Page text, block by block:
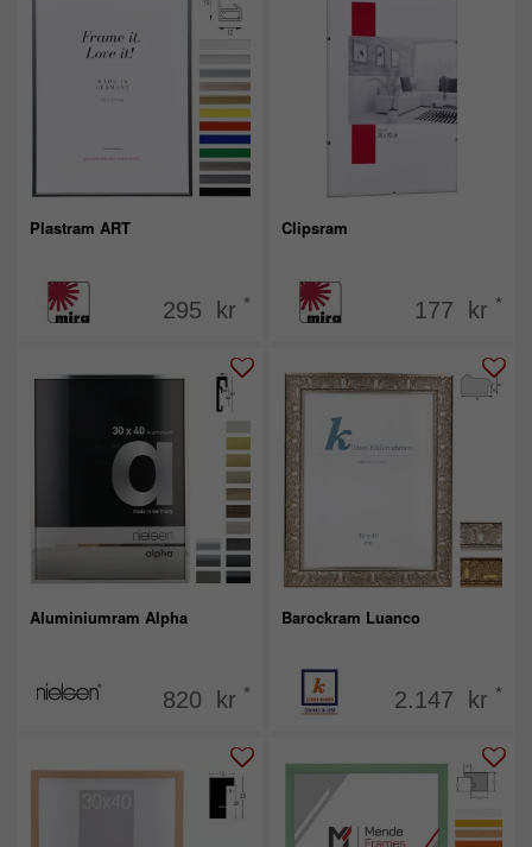
Plastram ART
295 kr *
Clipsram
177 kr *
Aluminiumram Alpha
820 kr *
Barockram Luanco
2.147 kr *